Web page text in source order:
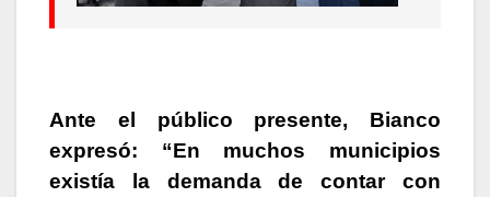
Ante el público presente, Bianco
expresó: “En muchos municipios
existía la demanda de contar con